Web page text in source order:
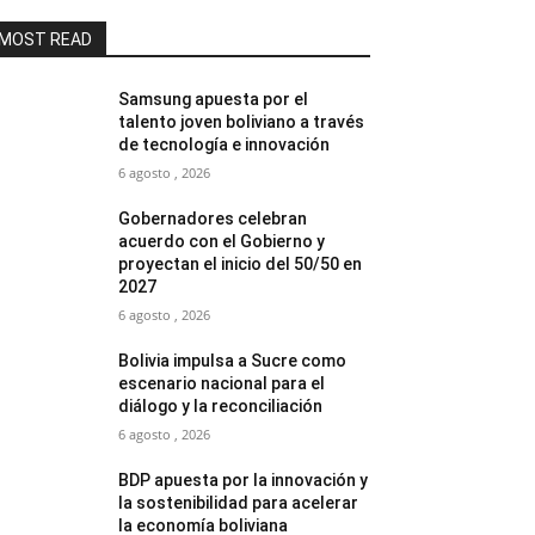
READ
Samsung apuesta por el
talento joven boliviano a través
de tecnología e innovación
6 agosto , 2026
Gobernadores celebran
acuerdo con el Gobierno y
proyectan el inicio del 50/50 en
2027
6 agosto , 2026
Bolivia impulsa a Sucre como
escenario nacional para el
diálogo y la reconciliación
6 agosto , 2026
BDP apuesta por la innovación y
la sostenibilidad para acelerar
la economía boliviana